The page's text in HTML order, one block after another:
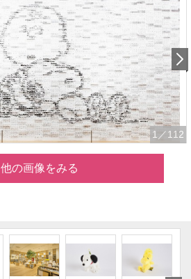
1 ／112
他の画像をみる